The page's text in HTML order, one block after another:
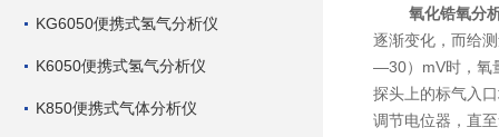
KG6050便携式氢气分析仪
K6050便携式氢气分析仪
K850便携式气体分析仪
氧化锆氧分
逐渐变化，而给
―30）mV时，氧
探头上的标气入
调节电位器，直